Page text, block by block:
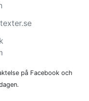
på Facebook och